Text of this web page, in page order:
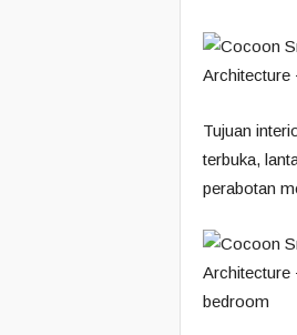
Tujuan
terbuka,
perabotan